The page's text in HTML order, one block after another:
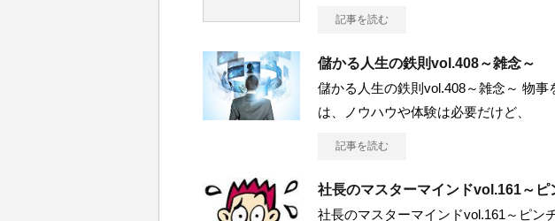
記事を読む
儲かる人生の鉄則vol.408～雑念～
儲かる人生の鉄則vol.408～雑念～ 物事
は、ノウハウや体験は必要だけど、
記事を読む
社長のマスターマインドvol.161～ピ
社長のマスターマインドvol.161～ピン